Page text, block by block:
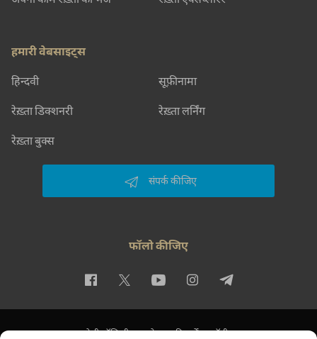
हमारी वेबसाइट्स
हिन्दवी सूफ़ीनामा
रेख़्ता डिक्शनरी रेख़्ता लर्निंग
रेख़्ता बुक्स
संपर्क कीजिए
फॉलो कीजिए
प्राइवेसी पॉलिसी इस्तेमाल की शर्तें कॉपीराइट